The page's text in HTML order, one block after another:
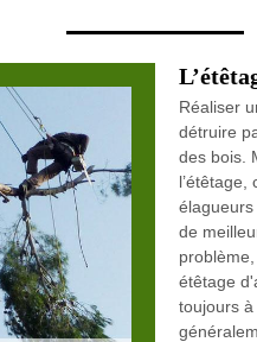
Réaliser
détruire
des bois.
l’étêtage,
de
étêtage
toujours